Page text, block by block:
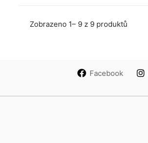
mm Třešeň
Zobrazeno 1– 9 z 9 produktů
Facebook